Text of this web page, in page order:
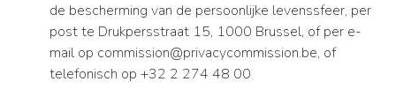
de bescherming van de persoonlijke levenssfeer, per
post te Drukpersstraat 15, 1000 Brussel, of per e-
mail op commission@privacycommission.be, of
telefonisch op +32 2 274 48 00